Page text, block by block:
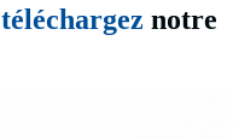
téléchargez notre